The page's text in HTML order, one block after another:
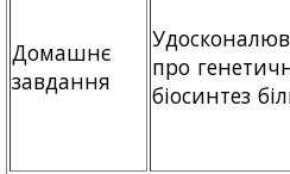
Домашнє
завдання
про
біосинтез